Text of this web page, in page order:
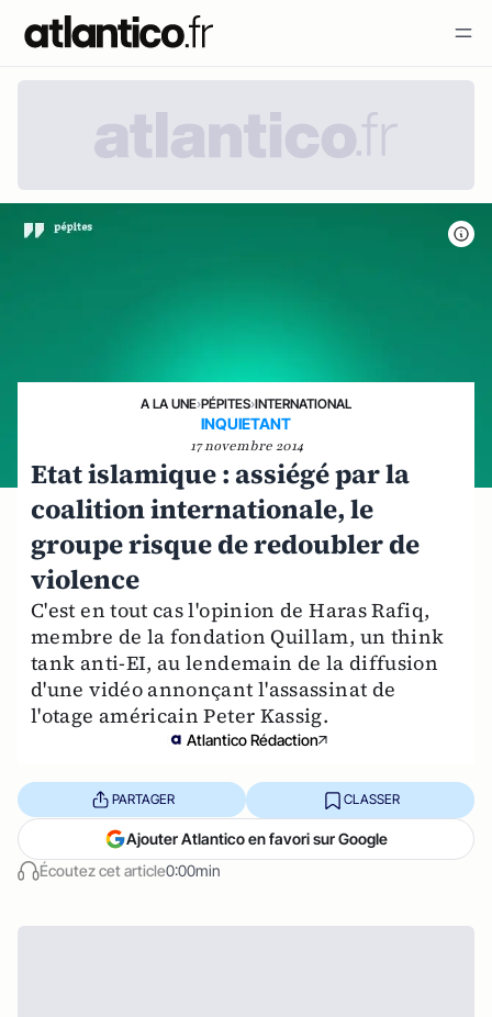
A LA UNE›PÉPITES›INTERNATIONAL
INQUIETANT
17 novembre 2014
Etat islamique : assiégé par la
coalition internationale, le
groupe risque de redoubler de
violence
C'est en tout cas l'opinion de Haras Rafiq,
membre de la fondation Quillam, un think
tank anti-EI, au lendemain de la diffusion
d'une vidéo annonçant l'assassinat de
l'otage américain Peter Kassig.
Atlantico Rédaction
Écoutez cet article0:00min
PARTAGER CLASSER
Ajouter Atlantico en favori sur Google